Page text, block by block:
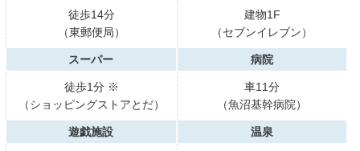
徒歩14分
（東郵便局）
建物1F
（セブンイレブン）
スーパー
徒歩1分 ※
（ショッピングストアとだ）
病院
車11分
（魚沼基幹病院）
遊戯施設 温泉